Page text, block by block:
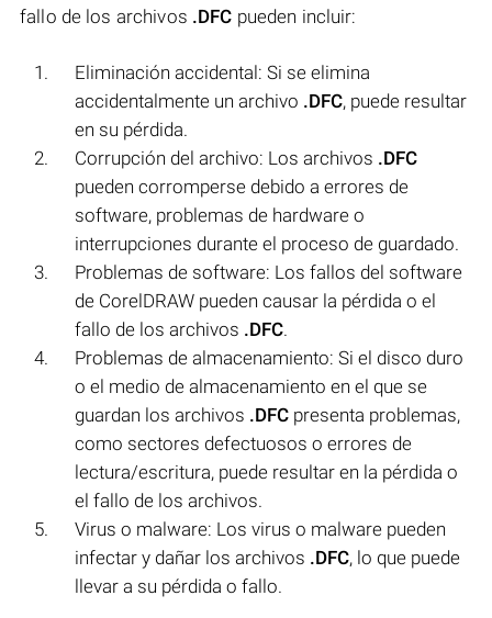
fallo de los archivos .DFC pueden incluir:
Eliminación accidental: Si se elimina
accidentalmente un archivo .DFC, puede resultar
en su pérdida.
Corrupción del archivo: Los archivos .DFC
pueden corromperse debido a errores de
software, problemas de hardware o
interrupciones durante el proceso de guardado.
Problemas de software: Los fallos del software
de CorelDRAW pueden causar la pérdida o el
fallo de los archivos .DFC.
Problemas de almacenamiento: Si el disco duro
o el medio de almacenamiento en el que se
guardan los archivos .DFC presenta problemas,
como sectores defectuosos o errores de
lectura/escritura, puede resultar en la pérdida o
el fallo de los archivos.
Virus o malware: Los virus o malware pueden
infectar y dañar los archivos .DFC, lo que puede
llevar a su pérdida o fallo.